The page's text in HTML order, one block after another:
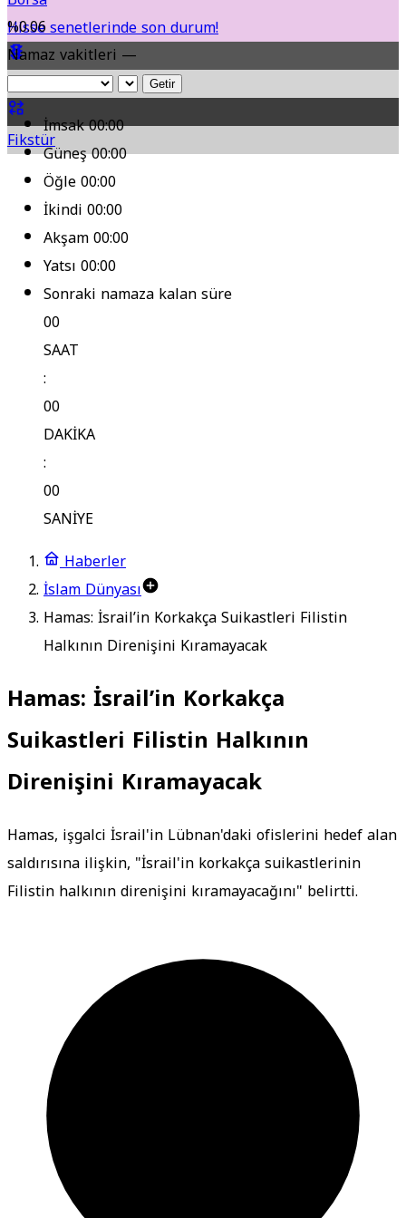
Hisse senetlerinde son durum!
Yol Durumu
Fikstür
%0.06
Namaz vakitleri —
Getir
İmsak00:00
Güneş00:00
Öğle00:00
İkindi00:00
Akşam00:00
Yatsı00:00
Sonraki namaza kalan süre
00
SAAT
:
00
DAKİKA
:
00
SANİYE
Haberler
İslam Dünyası
Hamas: İsrail’in Korkakça Suikastleri Filistin
Halkının Direnişini Kıramayacak
Hamas: İsrail’in Korkakça
Suikastleri Filistin Halkının
Direnişini Kıramayacak
Hamas, işgalci İsrail'in Lübnan'daki ofislerini hedef alan
saldırısına ilişkin, "İsrail'in korkakça suikastlerinin
Filistin halkının direnişini kıramayacağını" belirtti.